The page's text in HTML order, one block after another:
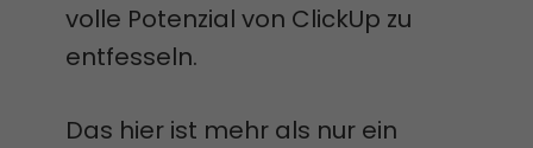
volle Potenzial von ClickUp zu
entfesseln.
Das hier ist mehr als nur ein